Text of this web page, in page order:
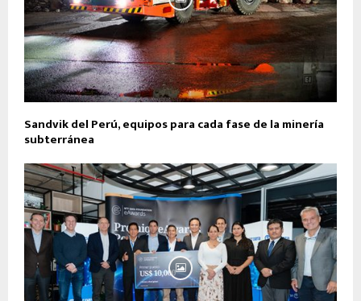
Sandvik del Perú, equipos para cada fase de la minería
subterránea